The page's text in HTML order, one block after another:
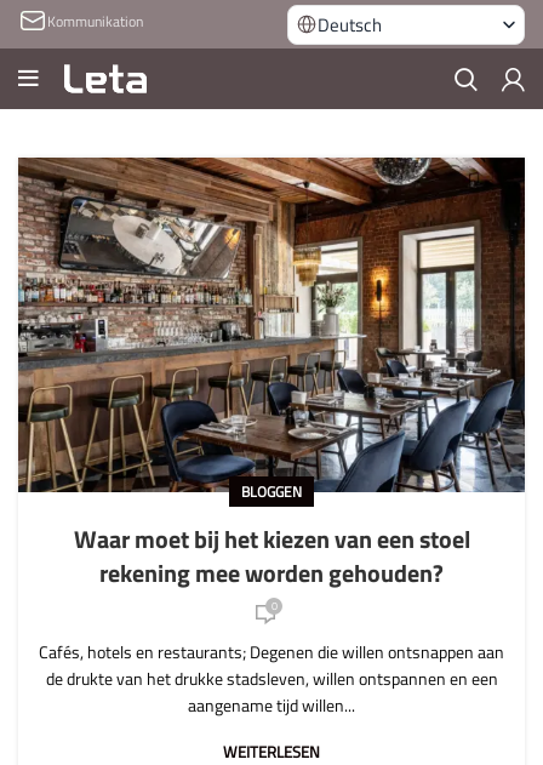
Kommunikation Deutsch
BLOGGEN
Waar moet bij het kiezen van een stoel
rekening mee worden gehouden?
0
Cafés, hotels en restaurants; Degenen die willen ontsnappen aan
de drukte van het drukke stadsleven, willen ontspannen en een
aangename tijd willen...
WEITERLESEN